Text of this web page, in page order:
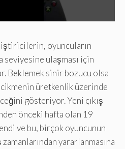
oyuncuların
ulaşması için
Beklemek sinir bozucu olsa
üretkenlik üzerinde
gösteriyor. Yeni çıkış
önceki hafta olan 19
ve bu, birçok oyuncunun
yararlanmasına